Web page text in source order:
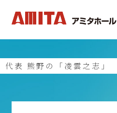
代表 熊野の「凌雲之志」